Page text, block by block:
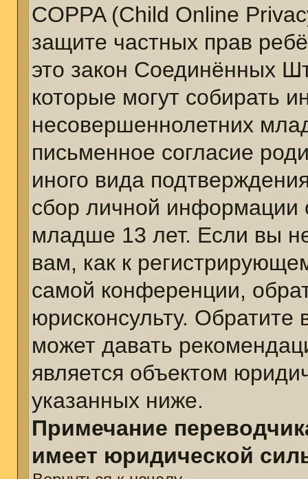
COPPA (Child Online
защите частных прав
это закон Соединённых
которые могут собирать
несовершеннолетних
письменное согласие
иного вида
сбор личной информации
младше 13 лет. Если вы
вам, как к
самой конференции,
юрисконсульту.
может давать
является объектом
указанных ниже.
Примечание
имеет юридической